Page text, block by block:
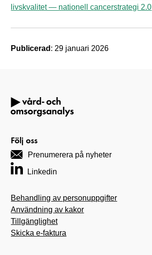
livskvalitet — nationell cancerstrategi 2.0
Publicerad : 29 januari 2026
Följ oss
Prenumerera på nyheter
Linkedin
Behandling av personuppgifter
Användning av kakor
Tillgänglighet
Skicka e-faktura